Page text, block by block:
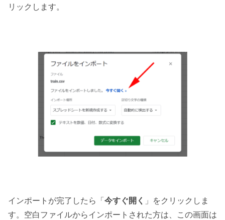
リックします。
インポートが完了したら「 今すぐ開く
」をクリックしま
す。空白ファイルからインポートされた方は、この画面は